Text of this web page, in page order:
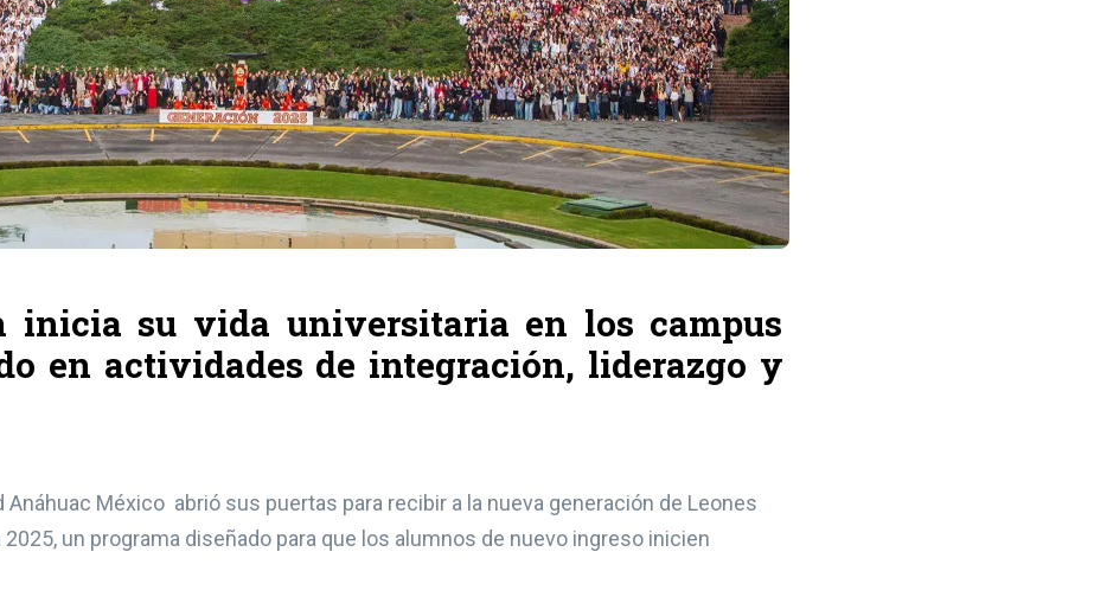
inicia su vida universitaria en los campus
en actividades de integración, liderazgo y
Anáhuac México abrió sus puertas para recibir a la nueva generación de Leones
un programa diseñado para que los alumnos de nuevo ingreso inicien